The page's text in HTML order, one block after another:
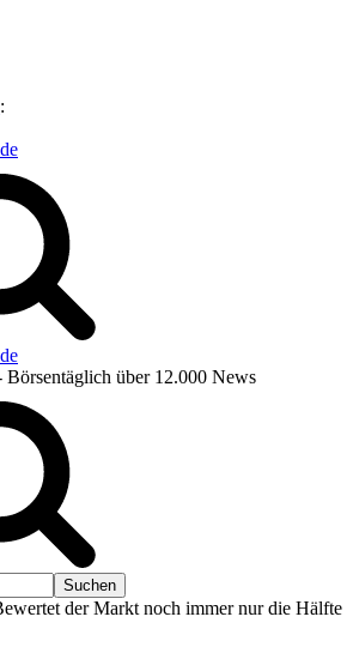
:
Börsentäglich über 12.000 News
der Markt noch immer nur die Hälfte